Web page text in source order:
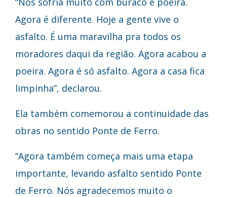
Agora é diferente. Hoje a gente vive o
asfalto. É uma maravilha pra todos os
moradores daqui da região. Agora acabou a
poeira. Agora é só asfalto. Agora a casa fica
limpinha”, declarou.
Ela também comemorou a continuidade das
obras no sentido Ponte de Ferro.
“Agora também começa mais uma etapa
importante, levando asfalto sentido Ponte
de Ferro. Nós agradecemos muito o